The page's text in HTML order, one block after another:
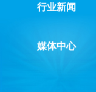
行业新闻
媒体中心